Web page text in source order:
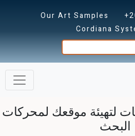
Our Art Samples
Cordiana
5 تحديات لتهيئة موقعك لمحركات
البحث